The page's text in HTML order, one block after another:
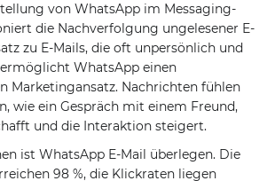
von WhatsApp im Messaging-
die Nachverfolgung ungelesener E-
zu E-Mails, die oft unpersönlich und
WhatsApp einen
Marketingansatz. Nachrichten fühlen
wie ein Gespräch mit einem Freund,
und die Interaktion steigert.
ist WhatsApp E-Mail überlegen. Die
98 %, die Klickraten liegen